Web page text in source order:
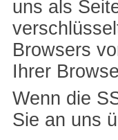
uns als
Browsers
Ihrer
Wenn die
Sie an uns